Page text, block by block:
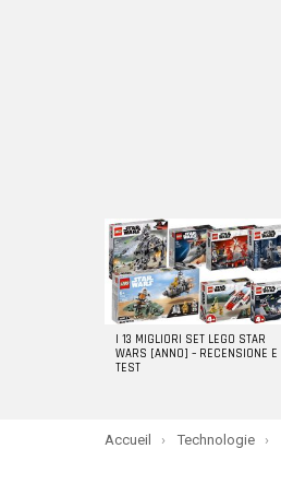
DERNIERS
ARTICLES
I 13 MIGLIORI SET LEGO STAR
WARS [ANNO] – RECENSIONE E
TEST
You are here:
Accueil Technologie